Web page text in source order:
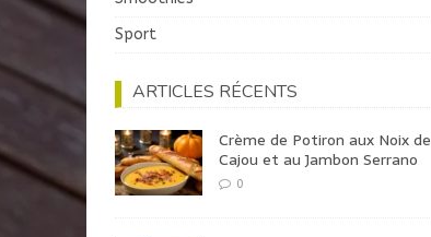
Sport
ARTICLES RÉCENTS
Crème de Potiron aux Noix de
Cajou et au Jambon Serrano
0